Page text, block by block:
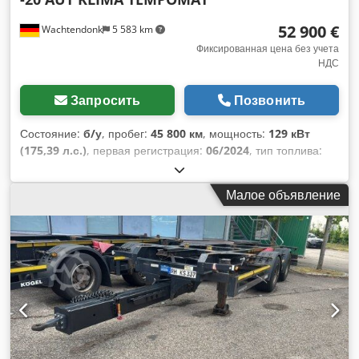
Wachtendonk 5 583 km 52 900 €
Фиксированная цена без учета
НДС
Запросить Позвонить
Состояние: б/у, пробег: 45 800 км, мощность: 129 кВт
(175,39 л.с.), первая регистрация: 06/2024, тип топлива:
, цвет:
автоматический, класс выбросов:Евро 6, количество
, объем грузового пространства:13 м³, длина
грузового отсека:3 500 мм, ширина пространства для
загрузки:2 040 мм, высота грузового отсека:1 880 мм ,
Оборудование:ABS, кондиционер, сажевый фильтр,
центральный замок, электронная программа
стабилизации (ESP),
Малое объявление